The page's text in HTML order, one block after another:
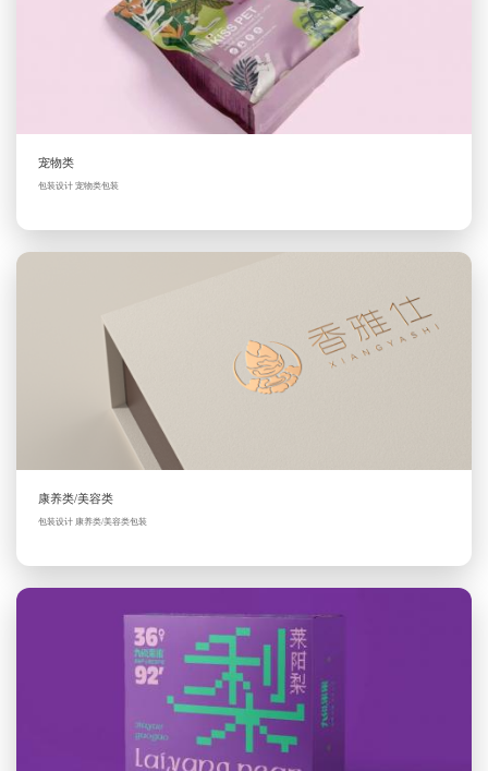
宠物类
包装设计 宠物类包装
康养类/美容类
包装设计 康养类/美容类包装